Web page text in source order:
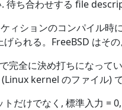
待ち合わせする file
ィションのコンパイル時
られる。FreeBSD はその
完全に決め打ちになってい
(Linux kernel のファイル)
だけでなく, 標準入力 =